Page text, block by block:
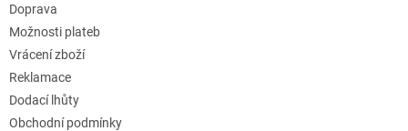
Doprava
Možnosti plateb
Vrácení zboží
Reklamace
Dodací lhůty
Obchodní podmínky